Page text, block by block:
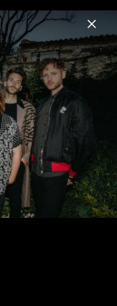
Menu
Fotos Biografie